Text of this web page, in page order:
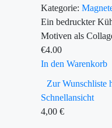
Kategorie:
Ein bedruckter
Motiven als
€4.00
In den Warenkorb
Zur Wunschliste
Schnellansicht
4,00 €